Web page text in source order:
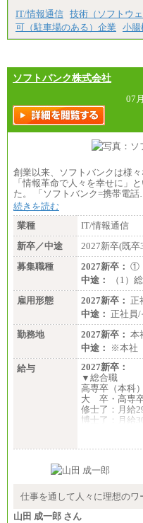
IT/情報通信 技術（ソフトウ
可（駐車場のある）企業
小腸
ソフトバンク株式会社
07
創業以来、ソフトバンクは様
「情報革命で人々を幸せに」
た。 「ソフトバンク=携帯電
続きを読む
業種
IT/情報通信
新卒／中途
2027新卒(既
募集職種
2027新卒： ①
中途：
（1）
雇用形態
2027新卒： 正
中途： 正社員/
勤務地
2027新卒： 本
中途：
※本社
給与
2027新卒：
▼総合職
高専卒（本科
大 卒・高専卒
修士了：月給
博士了：月給
で、それらを
することがあ
▼アソシエイ
仕事を通して人々に理想のワ
山田 成一郎 さん